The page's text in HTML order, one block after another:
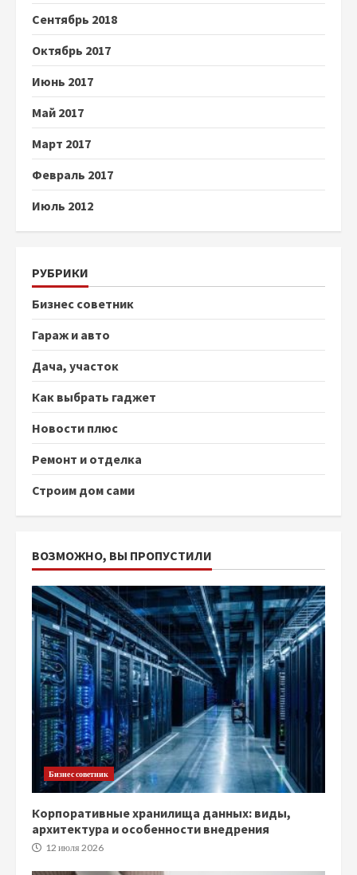
Сентябрь 2018
Октябрь 2017
Июнь 2017
Май 2017
Март 2017
Февраль 2017
Июль 2012
РУБРИКИ
Бизнес советник
Гараж и авто
Дача, участок
Как выбрать гаджет
Новости плюс
Ремонт и отделка
Строим дом сами
ВОЗМОЖНО, ВЫ ПРОПУСТИЛИ
Бизнес советник
Корпоративные хранилища данных: виды,
архитектура и особенности внедрения
12 июля 2026